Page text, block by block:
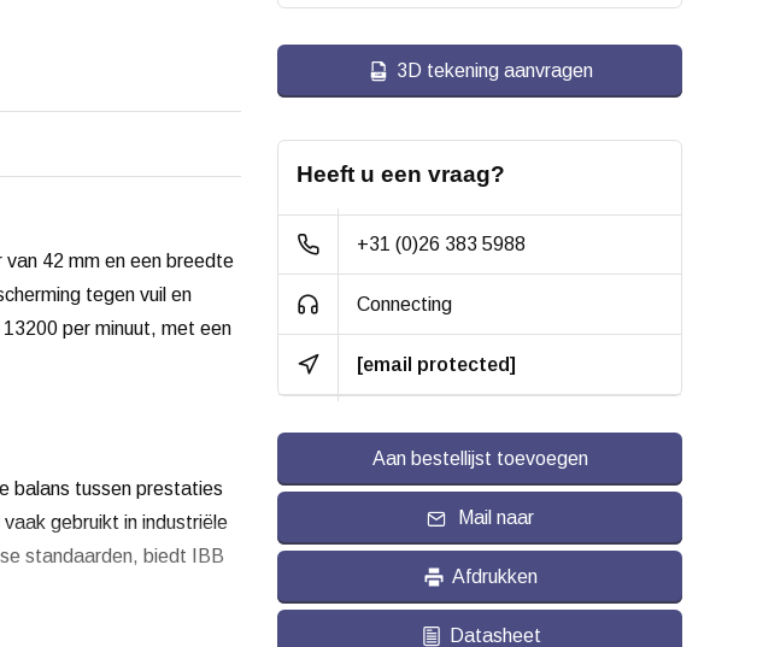
42 mm en een breedte
tegen vuil en
per minuut, met een
balans tussen prestaties
gebruikt in industriële
standaarden, biedt IBB
(1/min):
6905 2RS
Afdichting:
2RS - Tweezijdige
rubberafdichting
Materiaal: Staal, verzinkt
Gewicht:
3D tekening aanvragen
Heeft u een vraag?
+31 (0)26 383 5988
Connecting
[email protected]
Aan bestellijst toevoegen
Mail naar
Afdrukken
Datasheet